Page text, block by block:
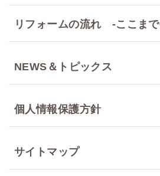
リフォームの流れ -ここまで
NEWS＆トピックス
個人情報保護方針
サイトマップ